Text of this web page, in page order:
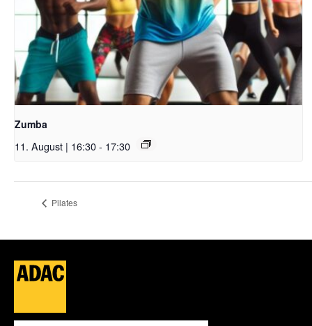
Zumba
11. August | 16:30- 17:30
Pilates